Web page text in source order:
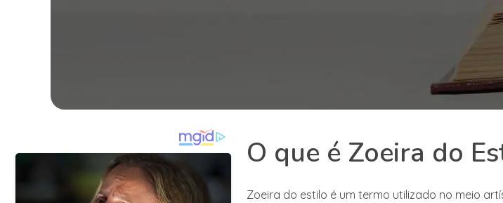
O que é Zoeira do
Zoeira do estilo é um termo utilizado no meio